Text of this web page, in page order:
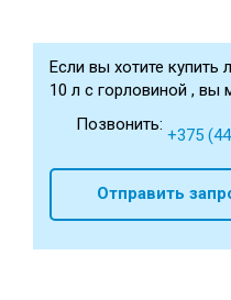
Если вы хотите купить
10 л с горловиной , вы
Позвонить:
+375
Отправить